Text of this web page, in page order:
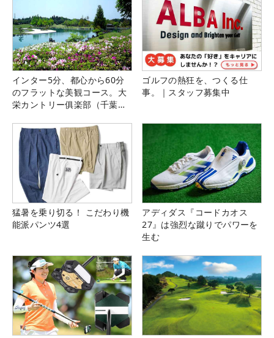
インター5分、都心から60分
のフラットな美観コース。大
栄カントリー俱楽部（千葉
ゴルフの熱狂を、つくる仕
事。｜スタッフ募集中
猛暑を乗り切る！ こだわり機
能派パンツ4選
アディダス『コードカオス
27』は強烈な蹴りでパワーを
生む